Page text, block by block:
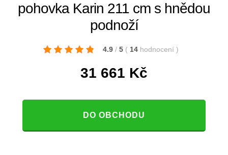
pohovka Karin 211 cm s hnědou
podnoží
4.9 / 5 ( 14 hodnocení )
31 661 Kč
DO OBCHODU